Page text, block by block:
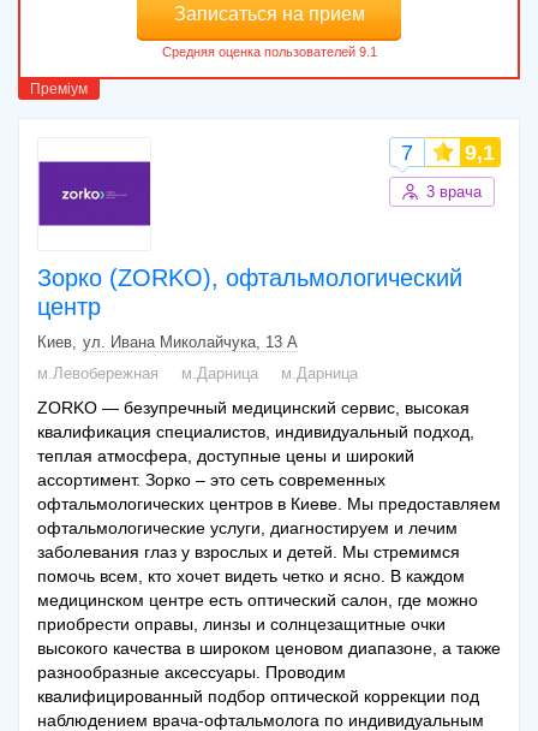
Записаться на прием
Зорко (ZORKO), офтальмологический
центр
7 9,1
3 врача
Киев ул. Ивана Миколайчука, 13 А
м.Левобережная
м.Дарница м.Дарница
ZORKO — безупречный медицинский сервис, высокая
квалификация специалистов, индивидуальный подход,
теплая атмосфера, доступные цены и широкий
ассортимент. Зорко – это сеть современных
офтальмологических центров в Киеве. Мы предоставляем
офтальмологические услуги, диагностируем и лечим
заболевания глаз у взрослых и детей. Мы стремимся
помочь всем, кто хочет видеть четко и ясно. В каждом
медицинском центре есть оптический салон, где можно
приобрести оправы, линзы и солнцезащитные очки
высокого качества в широком ценовом диапазоне, а также
разнообразные аксессуары. Проводим
квалифицированный подбор оптической коррекции под
наблюдением врача-офтальмолога по индивидуальным